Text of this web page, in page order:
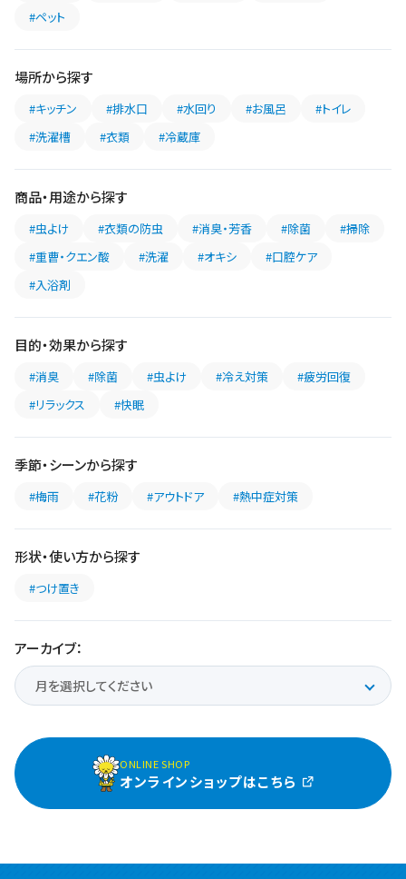
#ペット
場所から探す
#キッチン #排水口 #水回り #お風呂
#トイレ
#洗濯槽
#衣類 #冷蔵庫
商品・用途から探す
#虫よけ #衣類の防虫 #消臭・芳香 #除菌
#掃除
#重曹・クエン酸
#洗濯 #オキシ
#口腔ケア
#入浴剤
目的・効果から探す
#消臭 #除菌 #虫よけ #冷え対策
#疲労回復
#リラックス
#快眠
季節・シーンから探す
#梅雨 #花粉 #アウトドア #熱中症対策
形状・使い方から探す
#つけ置き
アーカイブ：
ONLINE SHOP
オンラインショップはこちら